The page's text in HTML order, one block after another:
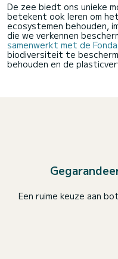
De zee biedt ons unieke
betekent ook leren om
ecosystemen behouden,
die we verkennen
samenwerkt met de
biodiversiteit te
behouden en de
Een ruime keuze aan